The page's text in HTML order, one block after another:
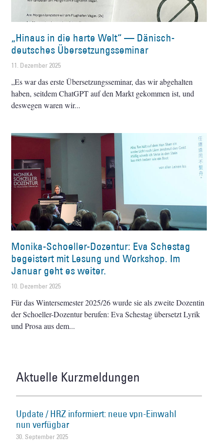
„Hinaus in die harte Welt“ — Dänisch-
deutsches Übersetzungsseminar
11. Dezember 2025
„Es war das erste Übersetzungsseminar, das wir abgehalten
haben, seitdem ChatGPT auf den Markt gekommen ist, und
deswegen waren wir
Monika-Schoeller-Dozentur: Eva Schestag
begeistert mit Lesung und Workshop. Im
Januar geht es weiter.
10. Dezember 2025
Für das Wintersemester 2025/26 wurde sie als zweite Dozentin
der Schoeller-Dozentur berufen: Eva Schestag übersetzt Lyrik
und Prosa aus dem
Aktuelle Kurzmeldungen
Update / HRZ informiert: neue vpn-Einwahl
nun verfügbar
30. September 2025